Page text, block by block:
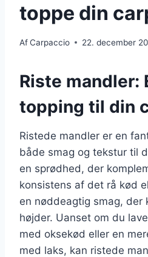
toppe din
AfCarpaccio 22. december
Riste mandler:
topping til din
Ristede mandler er en
både smag og tekstur til
en sprødhed, der
konsistens af det rå kød
en nøddeagtig smag, der
højder. Uanset om du
med oksekød eller en
med laks, kan ristede